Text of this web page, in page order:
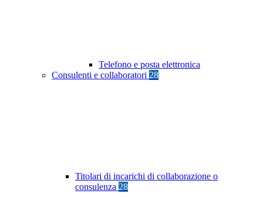
Telefono e posta elettronica
Consulenti e collaboratori 28
Titolari di incarichi di collaborazione o
consulenza 28